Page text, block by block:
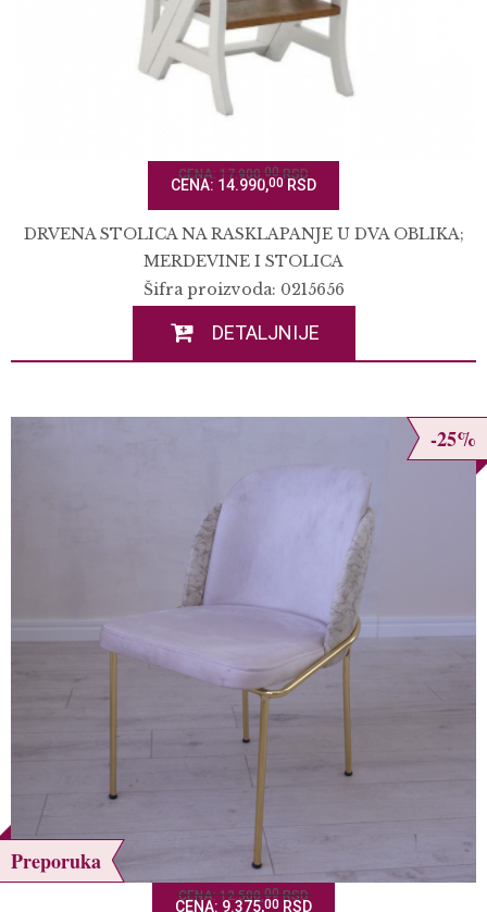
CENA: 17.900,00RSD
CENA: 14.990,00 RSD
DRVENA STOLICA NA RASKLAPANJE U DVA OBLIKA;
MERDEVINE I STOLICA
Šifra proizvoda: 0215656
DETALJNIJE
-25%
Preporuka
CENA: 12.500,00RSD
CENA: 9.375,00 RSD